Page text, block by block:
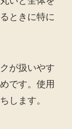
ときに特に
が扱いやす
です。使用
します。